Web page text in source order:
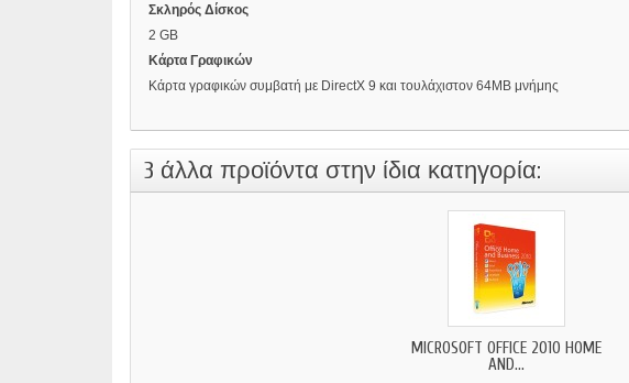
Σκληρός Δίσκος
2 GB
Κάρτα Γραφικών
Κάρτα γραφικών συμβατή με DirectX 9 και τουλάχιστον 64MB μνήμης
3 άλλα προϊόντα στην ίδια κατηγορία:
MICROSOFT OFFICE 2010 HOME
AND...